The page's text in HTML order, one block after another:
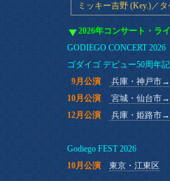
ミッキー吉野 (Key.)／
2026年コンサート・ラ
GODIEGO CONCERT 2026
ゴダイゴ デビュー50周年記
9月公演＿
兵庫・神戸市
10月公演＿ 宮城・仙台市
12月公演＿
兵庫・姫路市
Godiego FEST 2026
10月公演＿東京・江東区